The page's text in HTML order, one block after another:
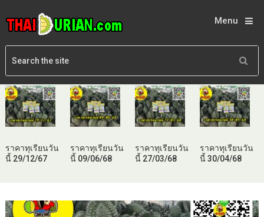
Menu
ราคาทุเรียนวัน
นี้ 29/12/67
ราคาทุเรียนวัน
นี้ 09/06/68
ราคาทุเรียนวัน
นี้ 27/03/68
ราคาทุเรียนวัน
นี้ 30/04/68